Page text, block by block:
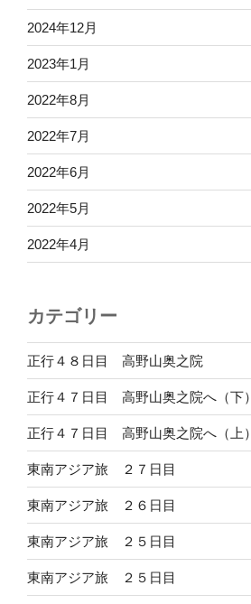
2024年12月
2023年1月
2022年8月
2022年7月
2022年6月
2022年5月
2022年4月
カテゴリー
正行４８日目 高野山奥之院
正行４７日目 高野山奥之院へ（下）
正行４７日目 高野山奥之院へ（上）
東南アジア旅 ２７日目
東南アジア旅 ２６日目
東南アジア旅 ２５日目
東南アジア旅 ２５日目